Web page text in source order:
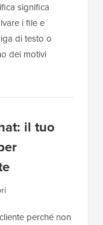
significa
i file e
di testo o
dei motivi
il tuo
perché non